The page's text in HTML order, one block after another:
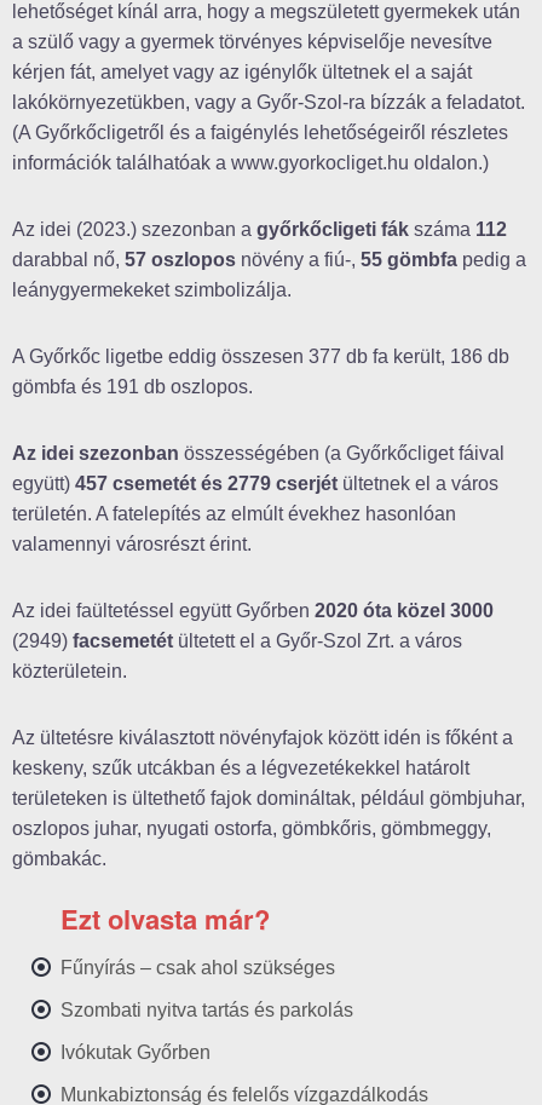
lehetőséget kínál arra, hogy a megszületett gyermekek után
a szülő vagy a gyermek törvényes képviselője nevesítve
kérjen fát, amelyet vagy az igénylők ültetnek el a saját
lakókörnyezetükben, vagy a Győr-Szol-ra bízzák a feladatot.
(A Győrkőcligetről és a faigénylés lehetőségeiről részletes
információk találhatóak a www.gyorkocliget.hu oldalon.)
Az idei (2023.) szezonban a győrkőcligeti fák száma 112
darabbal nő, 57 oszlopos növény a fiú-, 55 gömbfa pedig a
leánygyermekeket szimbolizálja.
A Győrkőc ligetbe eddig összesen 377 db fa került, 186 db
gömbfa és 191 db oszlopos.
Az idei szezonban összességében (a Győrkőcliget fáival
együtt) 457 csemetét és 2779 cserjét ültetnek el a város
területén. A fatelepítés az elmúlt évekhez hasonlóan
valamennyi városrészt érint.
Az idei faültetéssel együtt Győrben 2020 óta közel 3000
(2949) facsemetét ültetett el a Győr-Szol Zrt. a város
közterületein.
Az ültetésre kiválasztott növényfajok között idén is főként a
keskeny, szűk utcákban és a légvezetékekkel határolt
területeken is ültethető fajok domináltak, például gömbjuhar,
oszlopos juhar, nyugati ostorfa, gömbkőris, gömbmeggy,
gömbakác.
Ezt olvasta már?
Fűnyírás – csak ahol szükséges
Szombati nyitva tartás és parkolás
Ivókutak Győrben
Munkabiztonság és felelős vízgazdálkodás